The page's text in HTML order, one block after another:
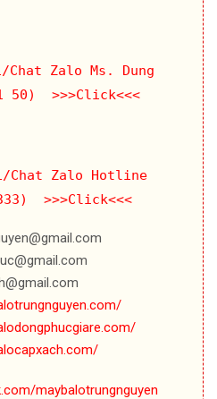
Chat Zalo Ms. Dung
50) >>>Click<<<
Chat Zalo Hotline
>>>Click<<<
maybalotrungnguyen